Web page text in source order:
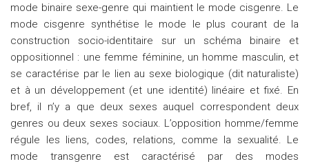
mode binaire sexe-genre qui maintient le mode cisgenre. Le
mode cisgenre synthétise le mode le plus courant de la
construction socio-identitaire sur un schéma binaire et
oppositionnel : une femme féminine, un homme masculin, et
se caractérise par le lien au sexe biologique (dit naturaliste)
et à un développement (et une identité) linéaire et fixé. En
bref, il n’y a que deux sexes auquel correspondent deux
genres ou deux sexes sociaux. L’opposition homme/femme
régule les liens, codes, relations, comme la sexualité. Le
mode transgenre est caractérisé par des modes